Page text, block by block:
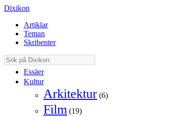
Dixikon
Artiklar
Teman
Skribenter
Essäer
Kultur
Arkitektur (6)
Film (19)